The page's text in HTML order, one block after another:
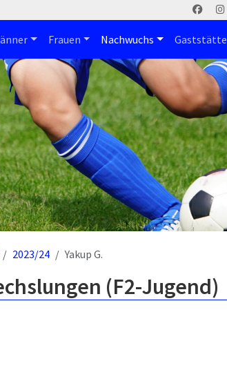
Frauen Nachwuchs Gaststätte
2023/24 Yakup G.
(F2-Jugend)